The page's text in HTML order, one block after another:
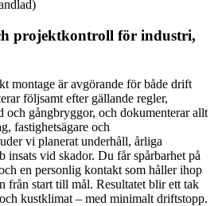
projektkontroll för industri,
montage är avgörande för både drift
följsamt efter gällande regler,
och gångbryggor, och dokumenterar allt
fastighetsägare och
vi planerat underhåll, årliga
insats vid skador. Du får spårbarhet på
en personlig kontakt som håller ihop
från start till mål. Resultatet blir ett tak
kustklimat – med minimalt driftstopp.